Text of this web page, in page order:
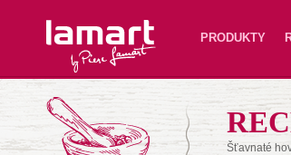
Lamart PRODUKTY
Šťavnaté